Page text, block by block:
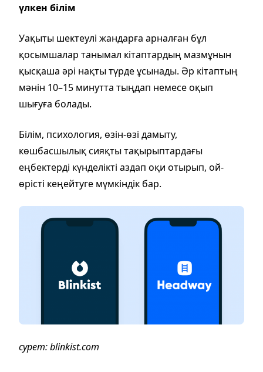
үлкен білім
Уақыты шектеулі жандарға арналған бұл
қосымшалар танымал кітаптардың мазмұнын
қысқаша әрі нақты түрде ұсынады. Әр кітаптың
мәнін 10–15 минутта тыңдап немесе оқып
шығуға болады.
Білім, психология, өзін-өзі дамыту,
көшбасшылық сияқты тақырыптардағы
еңбектерді күнделікті аздап оқи отырып, ой-
өрісті кеңейтуге мүмкіндік бар.
сурет: blinkist.com